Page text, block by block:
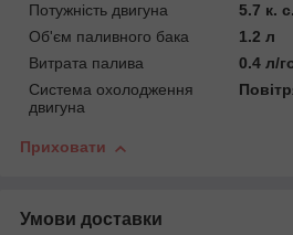
Потужність двигуна
5.7 к. с.
Об'єм паливного бака
1.2 л
Витрата палива
0.4 л/
Система охолодження
двигуна
Приховати
Умови доставки